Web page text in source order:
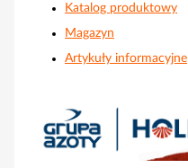
Katalog produktowy
Magazyn
Artykuły informacyjne